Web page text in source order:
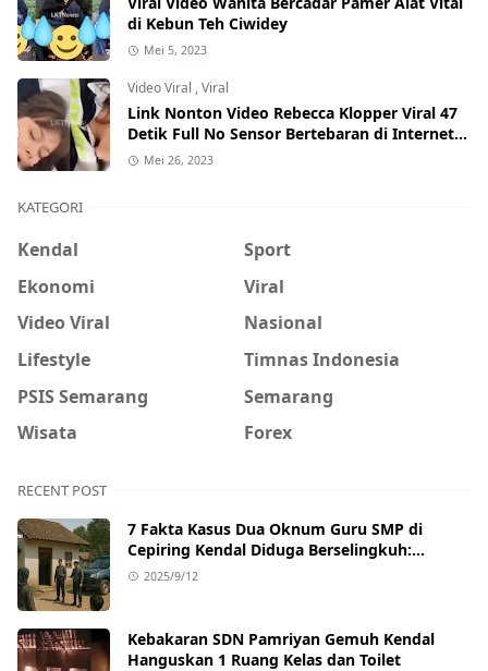
di Kebun Teh Ciwidey
Mei 5, 2023
Video Viral ,Viral
Link Nonton Video Rebecca Klopper Viral 47
Detik Full No Sensor Bertebaran di Internet,
Hati-Hati Phising!
Mei 26, 2023
KATEGORI
Kendal
Sport
Ekonomi
Viral
Video Viral
Nasional
Lifestyle
Timnas Indonesia
PSIS Semarang
Semarang
Wisata
Forex
RECENT POST
7 Fakta Kasus Dua Oknum Guru SMP di
Cepiring Kendal Diduga Berselingkuh:
Kronologi, Pengakuan, hingga Sanksi
2025/9/12
Kebakaran SDN Pamriyan Gemuh Kendal
Hanguskan 1 Ruang Kelas dan Toilet